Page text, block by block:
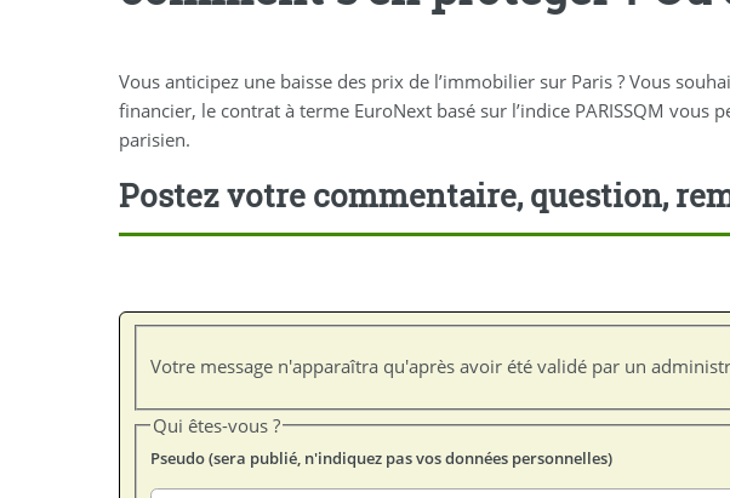
Vous anticipez une baisse des prix de l’immobilier sur Paris ? Vous
financier, le contrat à terme EuroNext basé sur l’indice PARISSQM
parisien.
Postez votre commentaire, question,
Votre message n'apparaîtra qu'après avoir été validé par un
Qui êtes-vous ?
Pseudo (sera publié, n'indiquez pas vos données personnelles)